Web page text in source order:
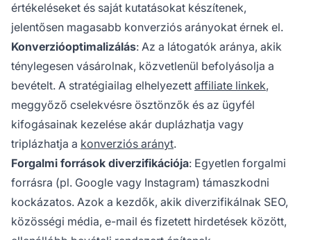
értékeléseket és saját kutatásokat készítenek,
jelentősen magasabb konverziós arányokat érnek el.
Konverzióoptimalizálás: Az a látogatók aránya, akik
ténylegesen vásárolnak, közvetlenül befolyásolja a
bevételt. A stratégiailag elhelyezett affiliate linkek,
meggyőző cselekvésre ösztönzők és az ügyfél
kifogásainak kezelése akár duplázhatja vagy
triplázhatja a konverziós arányt.
Forgalmi források diverzifikációja: Egyetlen forgalmi
forrásra (pl. Google vagy Instagram) támaszkodni
kockázatos. Azok a kezdők, akik diverzifikálnak SEO,
közösségi média, e-mail és fizetett hirdetések között,